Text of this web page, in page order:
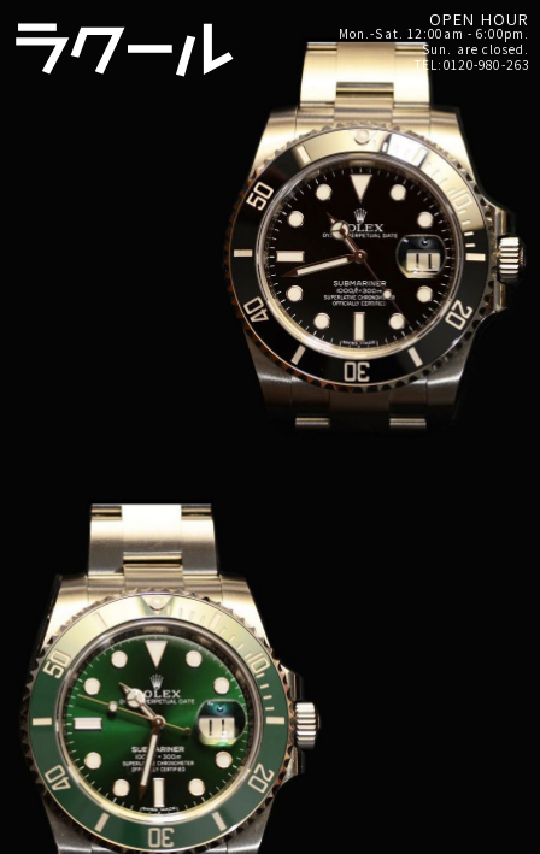
OPEN HOUR
Mon.-Sat. 12:00am - 6:00pm.
Sun. are closed.
TEL:0120-980-263